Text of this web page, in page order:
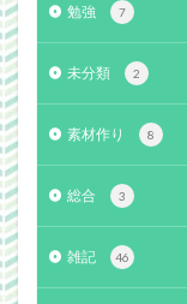
勉強 7
未分類 2
素材作り 8
総合 3
雑記 46